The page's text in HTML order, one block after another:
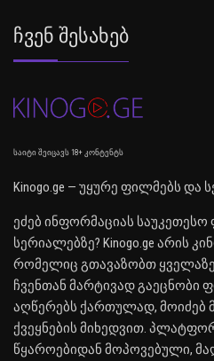
Ჩვენ Შესახებ
საიტი შეიცავს 18+ კონტენტს
Kinogo.ge — უყურე ფილმებს
ეძებ ინფორმაციას
სერიალებზე? Kinogo.ge არის
რომელიც გთავაზობთ
ჩვენთან მარტივად
აღწერებს ქართულად, მოიძებ
ქვეყნების მიხედვით.
წყაროებიდან მოპოვებული,